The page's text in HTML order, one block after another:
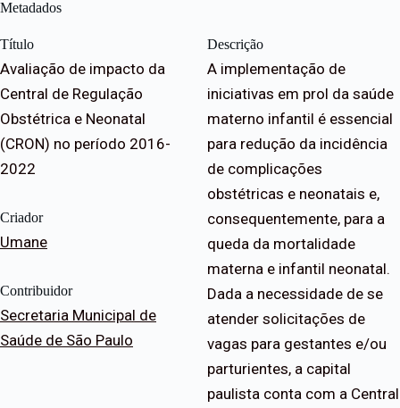
Metadados
Título
Avaliação de impacto da
Central de Regulação
Obstétrica e Neonatal
(CRON) no período 2016-
2022
Criador
Umane
Contribuidor
Secretaria Municipal de
Saúde de São Paulo
Descrição
A implementação de
iniciativas em prol da saúde
materno infantil é essencial
para redução da incidência
de complicações
obstétricas e neonatais e,
consequentemente, para a
queda da mortalidade
materna e infantil neonatal.
Dada a necessidade de se
atender solicitações de
vagas para gestantes e/ou
parturientes, a capital
paulista conta com a Central